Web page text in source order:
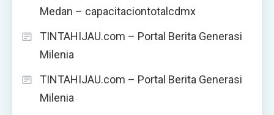
Medan – capacitaciontotalcdmx
TINTAHIJAU.com – Portal Berita Generasi
Milenia
TINTAHIJAU.com – Portal Berita Generasi
Milenia